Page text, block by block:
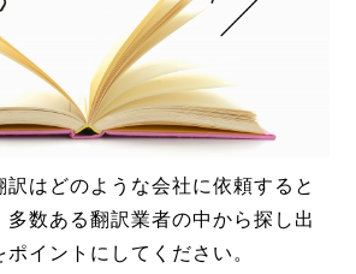
はどのような会社に依頼すると
多数ある翻訳業者の中から探し出
イントにしてください。